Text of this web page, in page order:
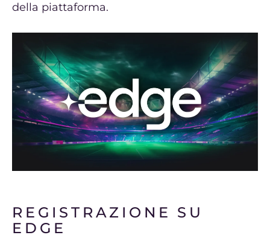
della piattaforma.
REGISTRAZIONE SU
EDGE